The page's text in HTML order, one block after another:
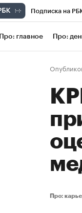
Подписка на
Школа
Рынок
Про: главное Про:
Про: